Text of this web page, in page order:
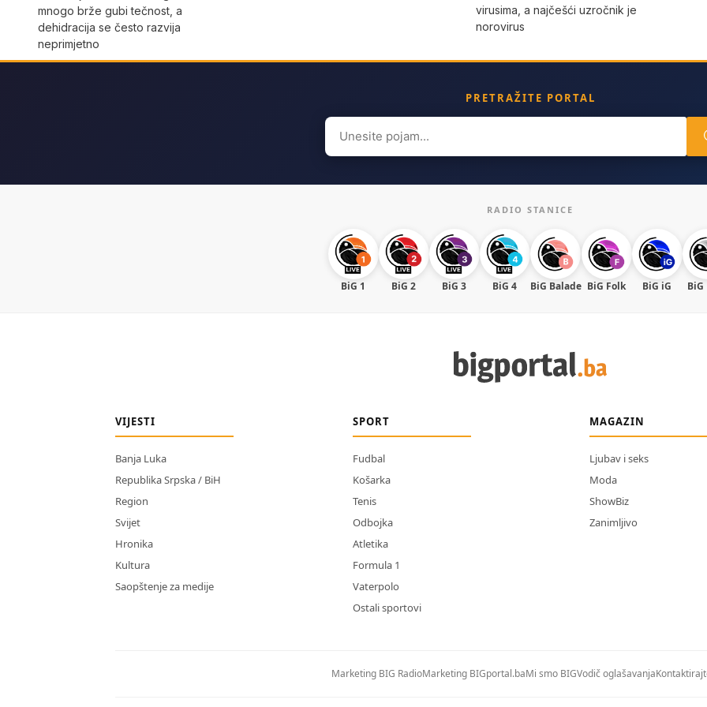
mnogo brže gubi tečnost, a
dehidracija se često razvija
neprimjetno
virusima, a najčešći uzročnik je
norovirus
PRETRAŽITE PORTAL
Search
for:
RADIO STANICE
BiG 1 BiG 2 BiG 3 BiG 4 BiG Balade BiG Folk BiG iG BiG
VIJESTI
Banja Luka
Republika Srpska / BiH
Region
Svijet
Hronika
Kultura
Saopštenje za medije
SPORT
Fudbal
Košarka
Tenis
Odbojka
Atletika
Formula 1
Vaterpolo
Ostali sportovi
MAGAZIN
Ljubav i seks
Moda
ShowBiz
Zanimljivo
Marketing BIG RadioMarketing BIGportal.baMi smo BIGVodič oglašavanja